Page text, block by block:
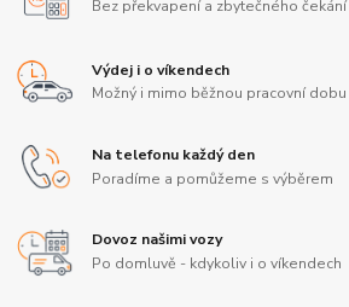
Bez překvapení a zbytečného čekání
Výdej i o víkendech
Možný i mimo běžnou pracovní dobu
Na telefonu každý den
Poradíme a pomůžeme s výběrem
Dovoz našimi vozy
Po domluvě - kdykoliv i o víkendech